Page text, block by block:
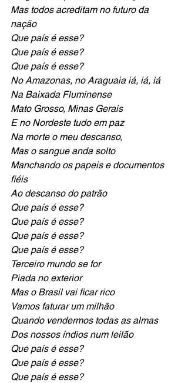
Mas todos acreditam no futuro da
nação
Que país é esse?
Que país é esse?
Que país é esse?
No Amazonas, no Araguaia iá, iá, iá
Na Baixada Fluminense
Mato Grosso, Minas Gerais
E no Nordeste tudo em paz
Na morte o meu descanso,
Mas o sangue anda solto
Manchando os papeis e documentos
fiéis
Ao descanso do patrão
Que país é esse?
Que país é esse?
Que país é esse?
Que país é esse?
Terceiro mundo se for
Piada no exterior
Mas o Brasil vai ficar rico
Vamos faturar um milhão
Quando vendermos todas as almas
Dos nossos índios num leilão
Que país é esse?
Que país é esse?
Que país é esse?